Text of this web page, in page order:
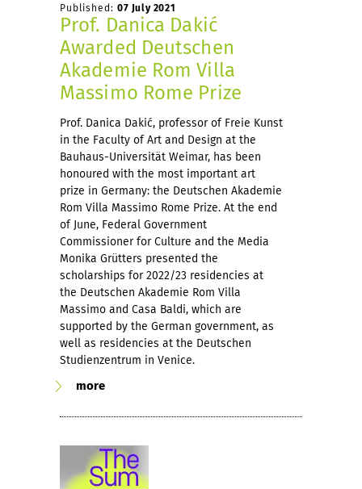
Published: 07 July 2021
Prof. Danica Dakić
Awarded Deutschen
Akademie Rom Villa
Massimo Rome Prize
Prof. Danica Dakić, professor of Freie Kunst
in the Faculty of Art and Design at the
Bauhaus-Universität Weimar, has been
honoured with the most important art
prize in Germany: the Deutschen Akademie
Rom Villa Massimo Rome Prize. At the end
of June, Federal Government
Commissioner for Culture and the Media
Monika Grütters presented the
scholarships for 2022/23 residencies at
the Deutschen Akademie Rom Villa
Massimo and Casa Baldi, which are
supported by the German government, as
well as residencies at the Deutschen
Studienzentrum in Venice.
more